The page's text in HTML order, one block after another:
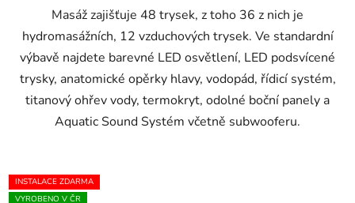
Masáž zajišťuje 48 trysek, z toho 36 z nich je
hydromasážních, 12 vzduchových trysek. Ve standardní
výbavě najdete barevné LED osvětlení, LED podsvícené
trysky, anatomické opěrky hlavy, vodopád, řídicí systém,
titanový ohřev vody, termokryt, odolné boční panely a
Aquatic Sound Systém včetně subwooferu.
INSTALACE ZDARMA
VYROBENO V ČR